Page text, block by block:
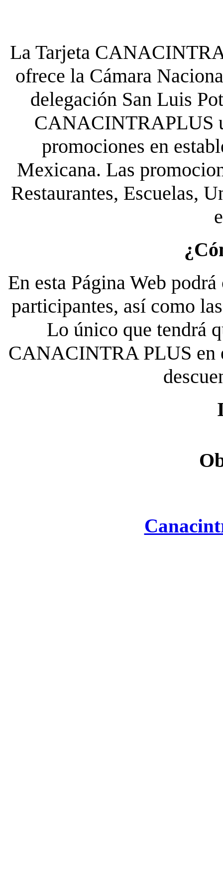
La Tarjeta
ofrece la Cámara
delegación San Luis
CANACINTRAPLUS
promociones en
Mexicana. Las
Restaurantes, Escuelas,
En esta Página Web
participantes, así como
Lo único que tendrá
CANACINTRA PLUS en